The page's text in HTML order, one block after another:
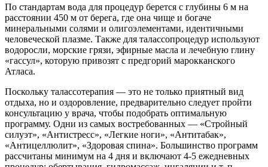
По стандартам вода для процедур берется с глубины 6 м на
расстоянии 450 м от берега, где она чище и богаче
минеральными солями и олигоэлементами, идентичными
человеческой плазме. Также для талассопроцедур используют
водоросли, морские грязи, эфирные масла и лечебную глину
«гассул», которую привозят с предгорий марокканского
Атласа.
Поскольку талассотерапия — это не только приятный вид
отдыха, но и оздоровление, предварительно следует пройти
консультацию у врача, чтобы подобрать оптимальную
программу. Одни из самых востребованных — «Стройный
силуэт», «Антистресс», «Легкие ноги», «Антитабак»,
«Антицеллюлит», «Здоровая спина». Большинство программ
рассчитаны минимум на 4 дня и включают 4-5 ежедневных